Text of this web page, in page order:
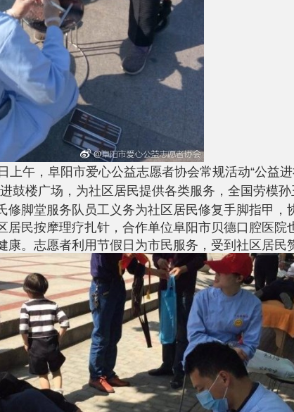
上午，阜阳市爱心公益志愿者协会常规活动“公益
鼓楼广场，为社区居民提供各类服务，全国劳模
修脚堂服务队员工义务为社区居民修复手脚指甲，
居民按摩理疗扎针，合作单位阜阳市贝德口腔医院
康。志愿者利用节假日为市民服务，受到社区居民